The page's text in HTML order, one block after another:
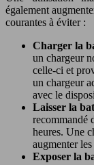
également
courantes à éviter :
Charger la
un chargeur
celle-ci et
un chargeur
avec le
Laisser la
recommandé
heures. Une
augmenter
Exposer la